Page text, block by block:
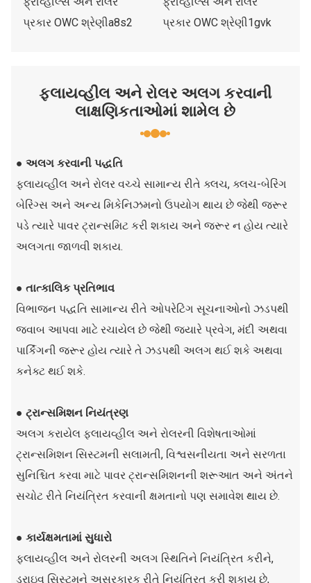
ફ્લાયવ્હીલ અને રોલર અલગ કરવાની
લાક્ષણિકતાઓમાં શામેલ છે
● અલગ કરવાની પદ્ધતિ
ફ્લાયવ્હીલ અને રોલર વચ્ચે સામાન્ય રીતે ક્લચ, ક્લચ-બેરિંગ
બેરિંગ્સ અને અન્ય મિકેનિઝમનો ઉપયોગ થાય છે જેથી જરૂર
પડે ત્યારે પાવર ટ્રાન્સમિટ કરી શકાય અને જરૂર ન હોય ત્યારે
અલગતા જાળવી શકાય.
● તાત્કાલિક પ્રતિભાવ
વિભાજન પદ્ધતિ સામાન્ય રીતે ઓપરેટિંગ સૂચનાઓનો ઝડપથી
જવાબ આપવા માટે રચાયેલ છે જેથી જ્યારે પ્રવેગ, મંદી અથવા
પાર્કિંગની જરૂર હોય ત્યારે તે ઝડપથી અલગ થઈ શકે અથવા
કનેક્ટ થઈ શકે.
● ટ્રાન્સમિશન નિયંત્રણ
અલગ કરાયેલ ફ્લાયવ્હીલ અને રોલરની વિશેષતાઓમાં
ટ્રાન્સમિશન સિસ્ટમની સલામતી, વિશ્વસનીયતા અને સરળતા
સુનિશ્ચિત કરવા માટે પાવર ટ્રાન્સમિશનની શરૂઆત અને અંતને
સચોટ રીતે નિયંત્રિત કરવાની ક્ષમતાનો પણ સમાવેશ થાય છે.
● કાર્યક્ષમતામાં સુધારો
ફ્લાયવ્હીલ અને રોલરની અલગ સ્થિતિને નિયંત્રિત કરીને,
ડ્રાઇવ સિસ્ટમને અસરકારક રીતે નિયંત્રિત કરી શકાય છે,